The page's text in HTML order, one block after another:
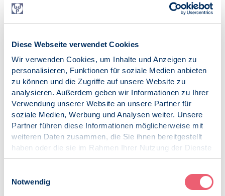
Diese Webseite verwendet Cookies
Wir verwenden Cookies, um Inhalte und Anzeigen zu
personalisieren, Funktionen für soziale Medien anbieten
zu können und die Zugriffe auf unsere Website zu
analysieren. Außerdem geben wir Informationen zu Ihrer
Verwendung unserer Website an unsere Partner für
soziale Medien, Werbung und Analysen weiter. Unsere
Partner führen diese Informationen möglicherweise mit
weiteren Daten zusammen, die Sie ihnen bereitgestellt
haben oder die sie im Rahmen Ihrer Nutzung der Dienste
gesammelt haben.
Notwendig
die Verankerung des Kriteriums ökologische
Nachhaltigkeit in den Entscheidungsprozessen den
und Jugendlichen auf eine ökologisch-nachhaltige Zukunft
wäre ein angemessenes politisches Korrektiv zur
Vermeidung des Lebens auf Kosten zukünftiger
Generationen und würde zudem psychische Belastungen
und gesundheitliche Folgen von besonders betroffenen
Gruppen vermeiden und reduzieren“, so Prof. Dr. Michael
Krämer.
Veröffentlicht am:
20.09.2019